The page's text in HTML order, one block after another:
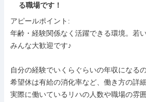
る職場です！
アピールポイント:
年齢・経験関係なく活躍できる環境。若
みんな大歓迎です♪
自分の経験でいくらぐらいの年収になる
希望休は有給の消化率など、働き方の詳
実際に働いているリハの人数や職場の雰